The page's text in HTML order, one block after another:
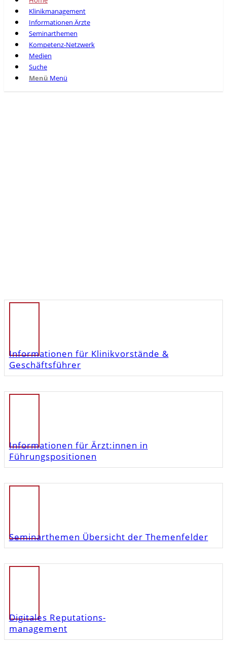
Klinikmanagement
Informationen Ärzte
Seminarthemen
Kompetenz-Netzwerk
Medien
Suche
Menü Menü
Informationen für Klinikvorstände &
Geschäftsführer
Informationen für Ärzt:innen in
Führungspositionen
Seminarthemen Übersicht der Themenfelder
Digitales Reputations-
management